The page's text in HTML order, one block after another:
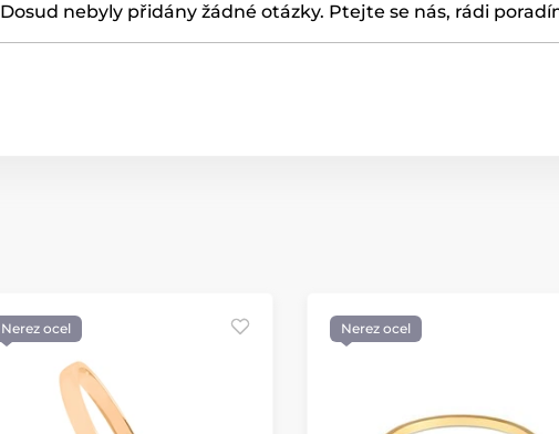
Dosud nebyly přidány žádné otázky. Ptejte se nás, rádi
Nerez ocel Nerez ocel